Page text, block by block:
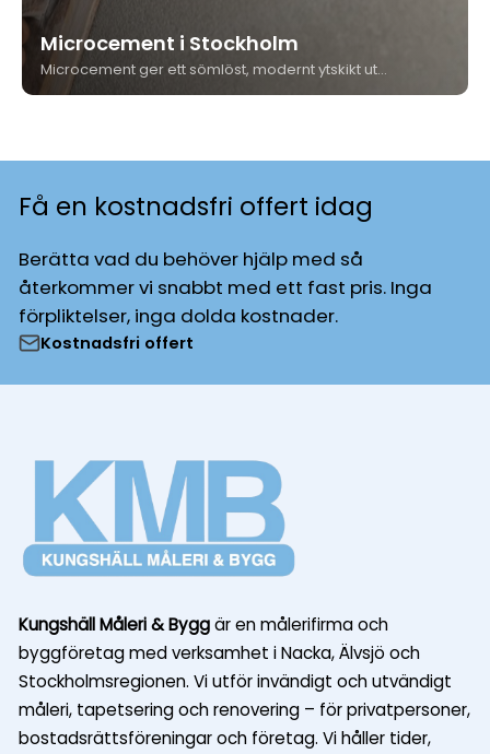
Microcement i Stockholm
Microcement ger ett sömlöst, modernt ytskikt utan fogar – på golv, väggar och i våtrum. Kungshäll Måleri & Bygg är våtrumscertifierade och utför microcement i Stockholm med hög precision och garantiåtagande.
Få en kostnadsfri offert idag
Berätta vad du behöver hjälp med så
återkommer vi snabbt med ett fast pris. Inga
förpliktelser, inga dolda kostnader.
Kostnadsfri offert
Kungshäll Måleri & Byggär en målerifirma och
byggföretag med verksamhet i Nacka, Älvsjö och
Stockholmsregionen. Vi utför invändigt och utvändigt
måleri, tapetsering och renovering – för privatpersoner,
bostadsrättsföreningar och företag. Vi håller tider,